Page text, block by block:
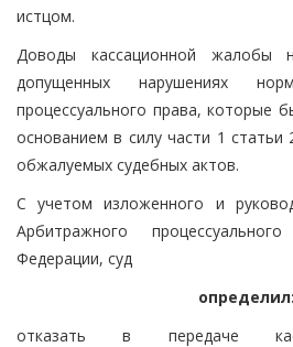
истцом.
Доводы кассационной жалобы
допущенных нарушениях
процессуального права, которые
основанием в силу части 1
обжалуемых судебных актов.
С учетом изложенного и
Арбитражного
Федерации, суд
определил:
отказать в передаче